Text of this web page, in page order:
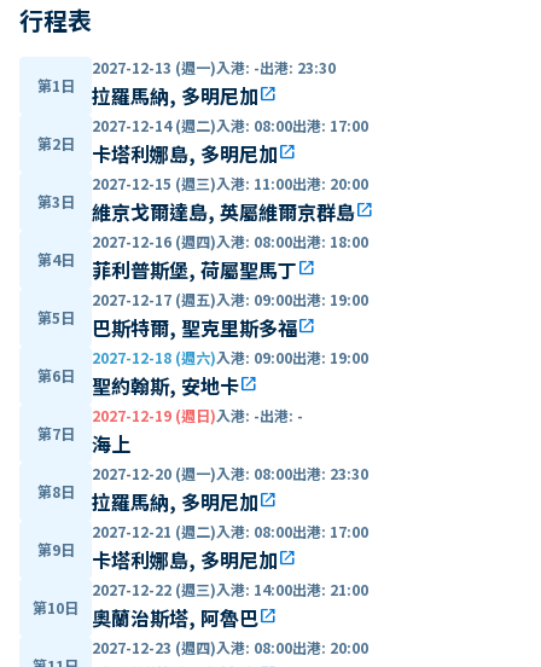
行程表
第1日
2027-12-13 (週一)入港: -出港: 23:30
拉羅馬納, 多明尼加open_in_new
第2日
2027-12-14 (週二)入港: 08:00出港: 17:00
卡塔利娜島, 多明尼加open_in_new
第3日
2027-12-15 (週三)入港: 11:00出港: 20:00
維京戈爾達島, 英屬維爾京群島open_in_new
第4日
2027-12-16 (週四)入港: 08:00出港: 18:00
菲利普斯堡, 荷屬聖馬丁open_in_new
第5日
2027-12-17 (週五)入港: 09:00出港: 19:00
巴斯特爾, 聖克里斯多福open_in_new
第6日
2027-12-18 (週六)入港: 09:00出港: 19:00
聖約翰斯, 安地卡open_in_new
第7日
2027-12-19 (週日)入港: -出港: -
海上
第8日
2027-12-20 (週一)入港: 08:00出港: 23:30
拉羅馬納, 多明尼加open_in_new
第9日
2027-12-21 (週二)入港: 08:00出港: 17:00
卡塔利娜島, 多明尼加open_in_new
第10日
2027-12-22 (週三)入港: 14:00出港: 21:00
奧蘭治斯塔, 阿魯巴open_in_new
2027-12-23 (週四)入港: 08:00出港: 20:00